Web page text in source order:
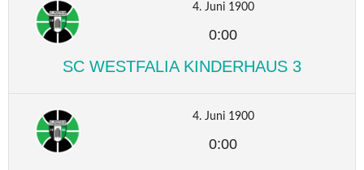
4. Juni 1900
0:00
SC WESTFALIA KINDERHAUS 3
4. Juni 1900
0:00